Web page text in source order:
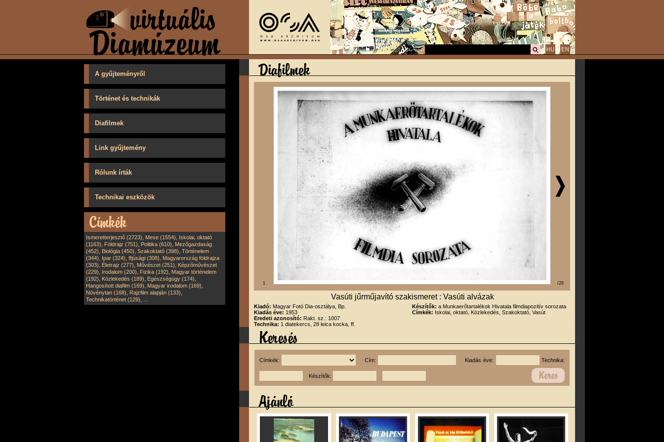
A gyűjteményről
Történet és technikák
Diafilmek
Link gyűjtemény
Rólunk írták
Technikai eszközök
Ismeretterjesztő (2723), Mese (1554), Iskolai, oktató
(1163), Földrajz (751), Politika (610), Mezőgazdaság
(452), Biológia (450), Szakoktató (398), Történelem
(344), Ipar (324), Ifjúsági (308), Magyarország földrajza
(303), Életrajz (277), Művészet (251), Képzőművészet
(229), Irodalom (200), Fizika (192), Magyar történelem
(192), Közlekedés (189), Egészségügy (174),
Hangosított diafilm (169), Magyar irodalom (169),
Növénytan (168), Rajzfilm alapján (133),
Technikatörténet (129),
1 /28
Vasúti jűrműjavító szakismeret : Vasúti alvázak
Kiadó: Magyar Fotó Dia-osztálya, Bp.
Kiadás éve: 1953
Eredeti azonosító: Rakt. sz.: 1007
Technika: 1 diatekercs, 28 leica kocka, ff.
Készítők: a Munkaerőtartalékok Hivatala filmdiapozitív sorozata
Címkék: Iskolai, oktató, Közlekedés, Szakoktató, Vasút
Címkék: Cím: Kiadás éve: Technika:
Készítők: